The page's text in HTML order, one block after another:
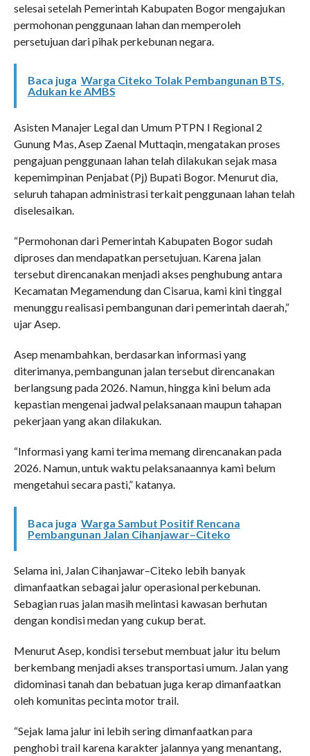
selesai setelah Pemerintah Kabupaten Bogor mengajukan
permohonan penggunaan lahan dan memperoleh
persetujuan dari pihak perkebunan negara.
Baca juga Warga Citeko Tolak Pembangunan BTS,
Adukan ke AMBS
Asisten Manajer Legal dan Umum PTPN I Regional 2
Gunung Mas, Asep Zaenal Muttaqin, mengatakan proses
pengajuan penggunaan lahan telah dilakukan sejak masa
kepemimpinan Penjabat (Pj) Bupati Bogor. Menurut dia,
seluruh tahapan administrasi terkait penggunaan lahan telah
diselesaikan.
“Permohonan dari Pemerintah Kabupaten Bogor sudah
diproses dan mendapatkan persetujuan. Karena jalan
tersebut direncanakan menjadi akses penghubung antara
Kecamatan Megamendung dan Cisarua, kami kini tinggal
menunggu realisasi pembangunan dari pemerintah daerah,”
ujar Asep.
Asep menambahkan, berdasarkan informasi yang
diterimanya, pembangunan jalan tersebut direncanakan
berlangsung pada 2026. Namun, hingga kini belum ada
kepastian mengenai jadwal pelaksanaan maupun tahapan
pekerjaan yang akan dilakukan.
“Informasi yang kami terima memang direncanakan pada
2026. Namun, untuk waktu pelaksanaannya kami belum
mengetahui secara pasti,” katanya.
Baca juga Warga Sambut Positif Rencana
Pembangunan Jalan Cihanjawar–Citeko
Selama ini, Jalan Cihanjawar–Citeko lebih banyak
dimanfaatkan sebagai jalur operasional perkebunan.
Sebagian ruas jalan masih melintasi kawasan berhutan
dengan kondisi medan yang cukup berat.
Menurut Asep, kondisi tersebut membuat jalur itu belum
berkembang menjadi akses transportasi umum. Jalan yang
didominasi tanah dan bebatuan juga kerap dimanfaatkan
oleh komunitas pecinta motor trail.
“Sejak lama jalur ini lebih sering dimanfaatkan para
penghobi trail karena karakter jalannya yang menantang,